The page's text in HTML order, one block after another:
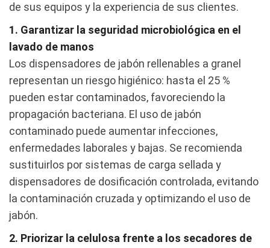
de sus equipos y la experiencia de sus clientes.
1. Garantizar la seguridad microbiológica en el
lavado de manos
Los dispensadores de jabón rellenables a granel
representan un riesgo higiénico: hasta el 25 %
pueden estar contaminados, favoreciendo la
propagación bacteriana. El uso de jabón
contaminado puede aumentar infecciones,
enfermedades laborales y bajas. Se recomienda
sustituirlos por sistemas de carga sellada y
dispensadores de dosificación controlada, evitando
la contaminación cruzada y optimizando el uso de
jabón.
2. Priorizar la celulosa frente a los secadores de